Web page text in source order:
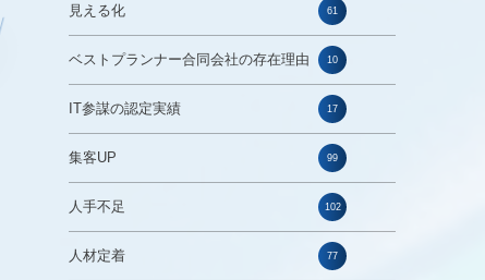
見える化 61
ベストプランナー合同会社の存在理由 10
IT参謀の認定実績 17
集客UP 99
人手不足 102
人材定着 77